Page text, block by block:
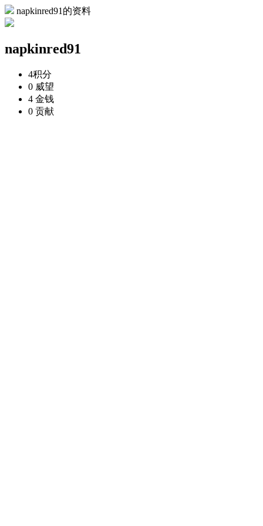
napkinred91的资料
napkinred91
4积分
0 威望
4 金钱
0 贡献